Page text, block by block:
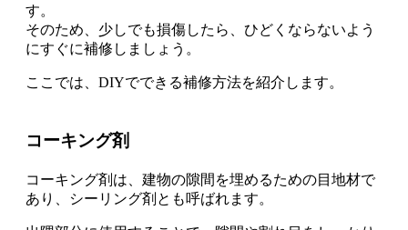
す。
そのため、 少しでも損傷したら、ひどくならないよう
にすぐに補修 しましょう。
ここでは、 DIYでできる補修方法を紹介します。
コーキング剤
コーキング剤は、建物の隙間を埋めるための目地材で
あり、シーリング剤とも呼ばれます。